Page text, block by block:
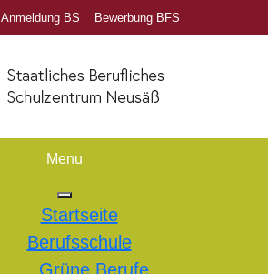
Anmeldung BS Bewerbung BFS
Menu
Startseite
Berufsschule
Grüne Berufe